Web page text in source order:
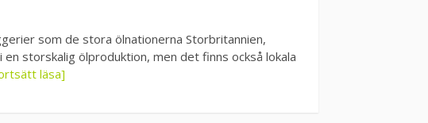
som de stora ölnationerna Storbritannien,
en storskalig ölproduktion, men det finns också lokala
läsa]